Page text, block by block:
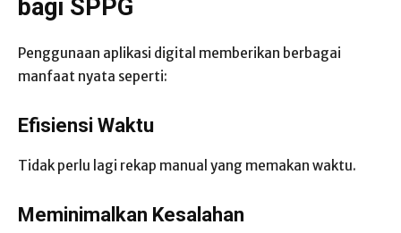
bagi SPPG
Penggunaan aplikasi digital memberikan berbagai
manfaat nyata seperti:
Efisiensi Waktu
Tidak perlu lagi rekap manual yang memakan waktu.
Meminimalkan Kesalahan